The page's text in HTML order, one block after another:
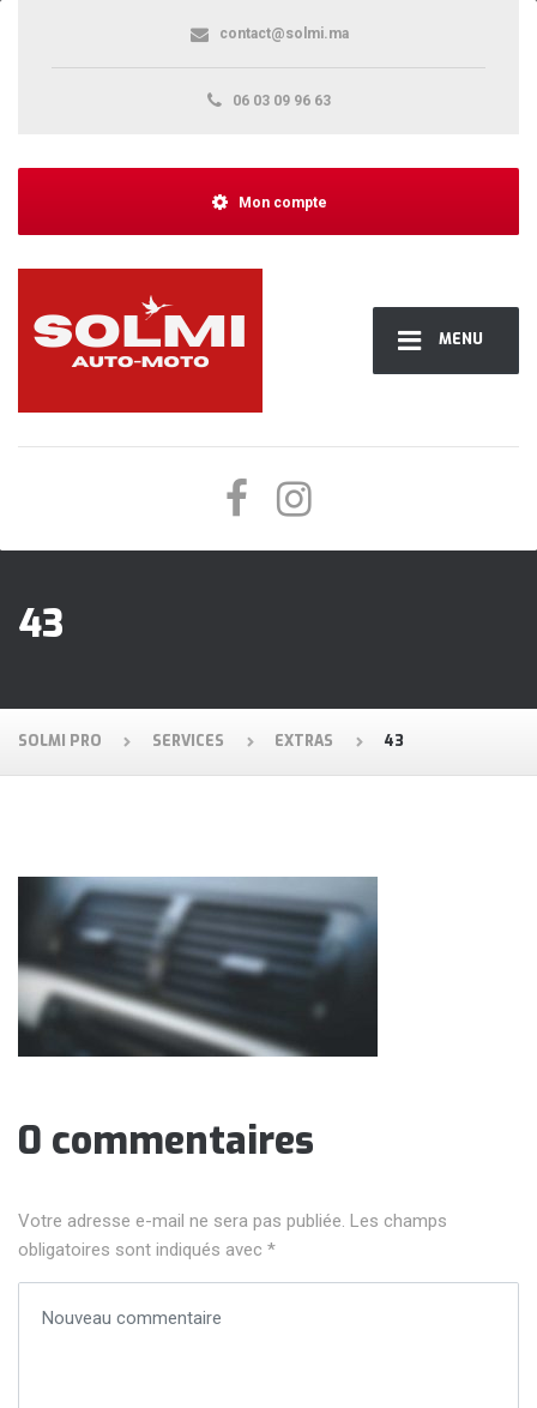
MENU
contact@solmi.ma
06 03 09 96 63
Mon compte
43
SOLMI PRO SERVICES EXTRAS 43
0 commentaires
Votre adresse e-mail ne sera pas publiée. Les champs
obligatoires sont indiqués avec *